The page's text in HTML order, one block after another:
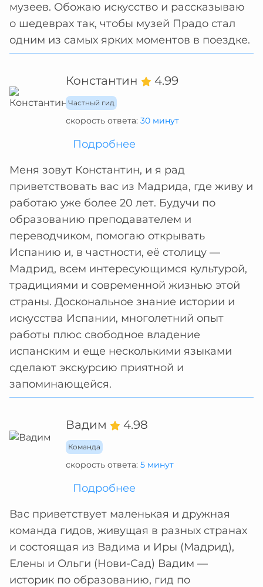
музеев. Обожаю искусство и рассказываю
о шедеврах так, чтобы музей Прадо стал
одним из самых ярких моментов в поездке.
Константин 4.99
Частный гид
скорость ответа: 30 минут
Подробнее
Меня зовут Константин, и я рад
приветствовать вас из Мадрида, где живу и
работаю уже более 20 лет. Будучи по
образованию преподавателем и
переводчиком, помогаю открывать
Испанию и, в частности, её столицу —
Мадрид, всем интересующимся культурой,
традициями и современной жизнью этой
страны. Доскональное знание истории и
искусства Испании, многолетний опыт
работы плюс свободное владение
испанским и еще несколькими языками
сделают экскурсию приятной и
запоминающейся.
Вадим 4.98
Команда
скорость ответа: 5 минут
Подробнее
Вас приветствует маленькая и дружная
команда гидов, живущая в разных странах
и состоящая из Вадима и Иры (Мадрид),
Елены и Ольги (Нови-Сад) Вадим —
историк по образованию, гид по